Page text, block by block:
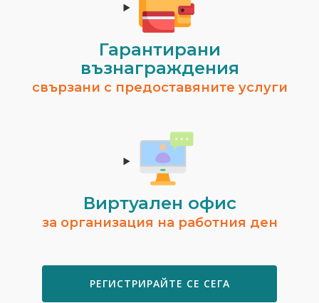
Гарантирани
възнаграждения
свързани с предоставяните услуги
Виртуален офис
за организация на работния ден
РЕГИСТРИРАЙТЕ СЕ СЕГА